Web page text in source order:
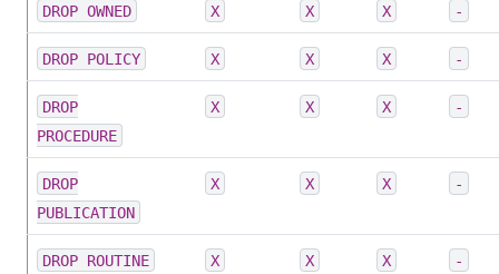
DROP OWNED X X X -
DROP POLICY X X X -
DROP
PROCEDURE
X X X -
DROP
PUBLICATION
X X X -
DROP ROUTINE X X X -